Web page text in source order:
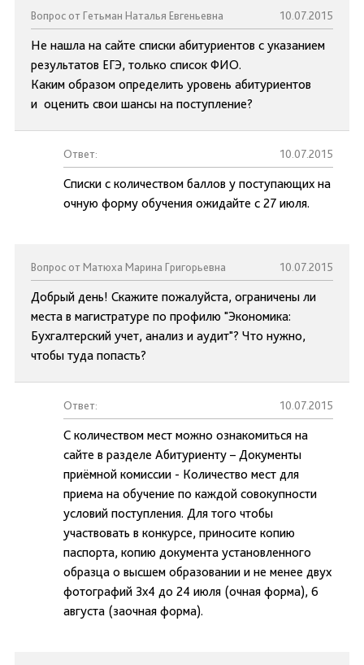
Вопрос от Гетьман Наталья Евгеньевна 10.07.2015
Не нашла на сайте списки абитуриентов с указанием
результатов ЕГЭ, только список ФИО.
Каким образом определить уровень абитуриентов
и оценить свои шансы на поступление?
Ответ: 10.07.2015
Списки с количеством баллов у поступающих на
очную форму обучения ожидайте с 27 июля.
Вопрос от Матюха Марина Григорьевна 10.07.2015
Добрый день! Скажите пожалуйста, ограничены ли
места в магистратуре по профилю "Экономика:
Бухгалтерский учет, анализ и аудит"? Что нужно,
чтобы туда попасть?
Ответ: 10.07.2015
С количеством мест можно ознакомиться на
сайте в разделе Абитуриенту – Документы
приёмной комиссии - Количество мест для
приема на обучение по каждой совокупности
условий поступления. Для того чтобы
участвовать в конкурсе, приносите копию
паспорта, копию документа установленного
образца о высшем образовании и не менее двух
фотографий 3х4 до 24 июля (очная форма), 6
августа (заочная форма).